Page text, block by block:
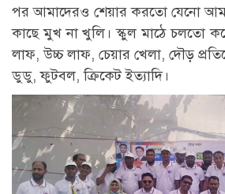
পর আমাদেরও শেয়ার করতো যেনো
কাছে মুখ না খুলি। স্কুল মাঠে চলতো
লাফ, উচ্চ লাফ, চেয়ার খেলা, দৌড়
ডুডু, ফুটবল, ক্রিকেট ইত্যাদি।